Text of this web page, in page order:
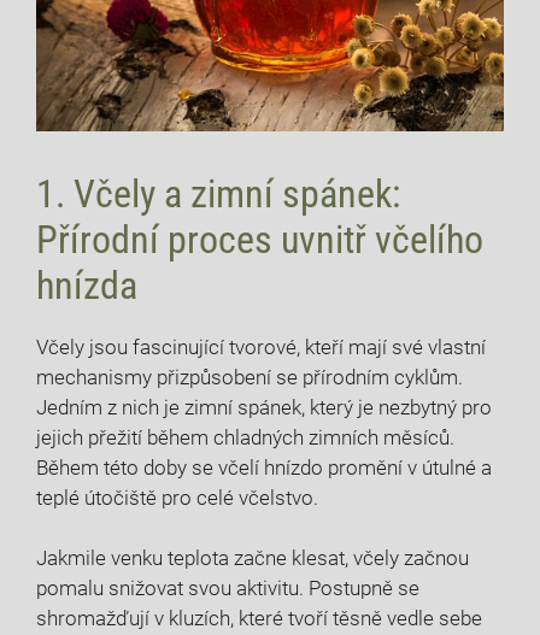
1. Včely a zimní spánek:
Přírodní proces uvnitř včelího
hnízda
Včely jsou fascinující tvorové, kteří mají své vlastní
mechanismy přizpůsobení se přírodním cyklům.
Jedním z nich je zimní spánek, který je nezbytný pro
jejich přežití během chladných zimních měsíců.
Během této doby se včelí hnízdo promění v útulné a
teplé útočiště pro celé včelstvo.
Jakmile venku teplota začne klesat, včely začnou
pomalu snižovat svou aktivitu. Postupně se
shromažďují v kluzích, které tvoří těsně vedle sebe